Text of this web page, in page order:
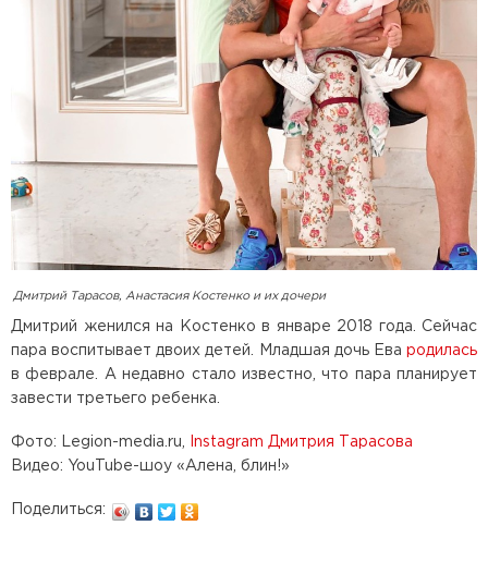
Дмитрий Тарасов, Анастасия Костенко и их дочери
Дмитрий женился на Костенко в январе 2018 года. Сейчас
пара воспитывает двоих детей. Младшая дочь Ева родилась
в феврале. А недавно стало известно, что пара планирует
завести третьего ребенка.
Фото: Legion-media.ru,
Instagram Дмитрия Тарасова
Видео: YouTube-шоу «Алена, блин!»
Поделиться: